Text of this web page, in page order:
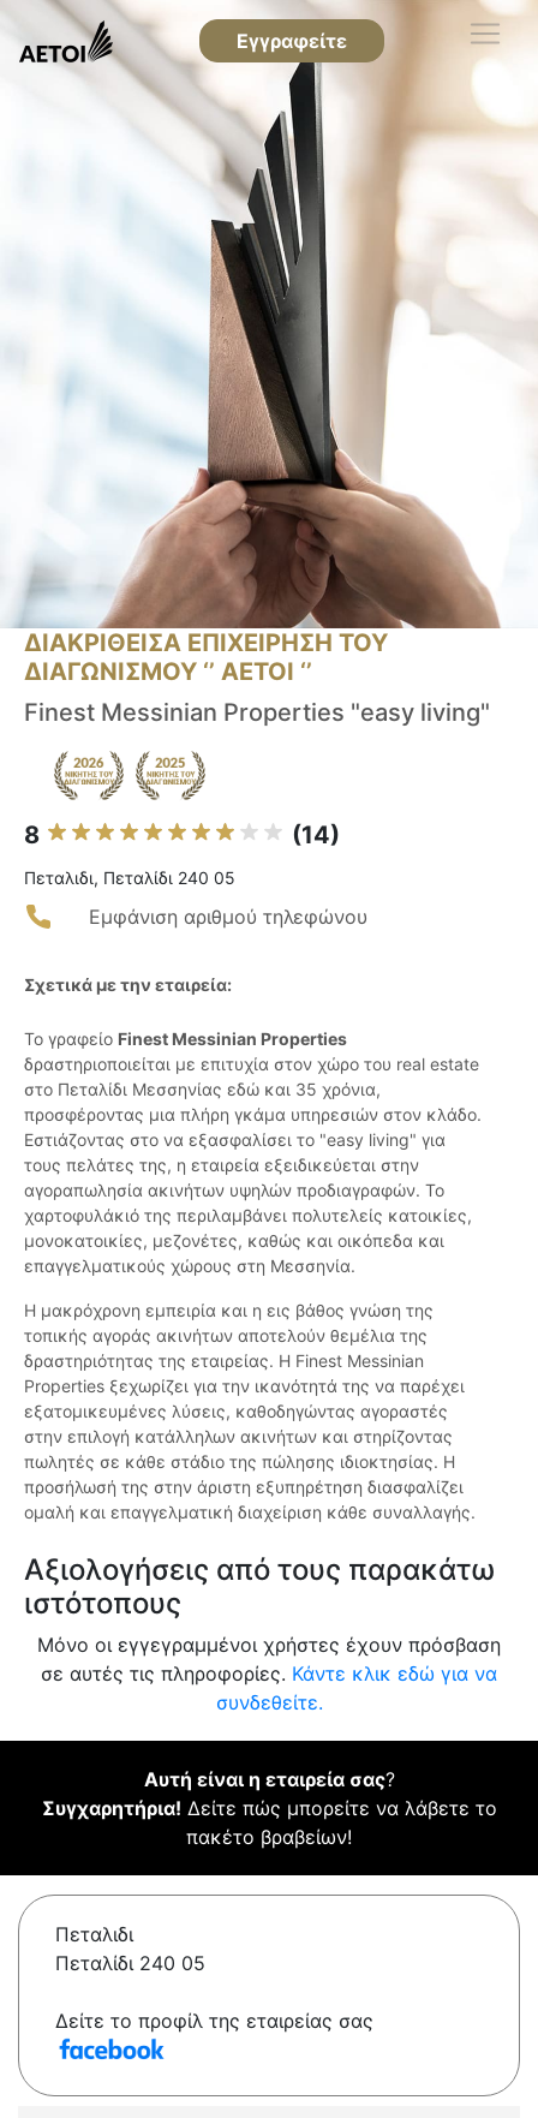
Εγγραφείτε
ΔΙΑΚΡΙΘΕΙΣΑ ΕΠΙΧΕΙΡΗΣΗ ΤΟΥ
ΔΙΑΓΩΝΙΣΜΟΥ ‘’ ΑΕΤΟΙ ‘’
Finest Messinian Properties "easy living"
8 (14)
Πεταλιδι, Πεταλίδι 240 05
Εμφάνιση αριθμού τηλεφώνου
Σχετικά με την εταιρεία:
Το γραφείο Finest Messinian Properties
δραστηριοποιείται με επιτυχία στον χώρο του real estate
στο Πεταλίδι Μεσσηνίας εδώ και 35 χρόνια,
προσφέροντας μια πλήρη γκάμα υπηρεσιών στον κλάδο.
Εστιάζοντας στο να εξασφαλίσει το "easy living" για
τους πελάτες της, η εταιρεία εξειδικεύεται στην
αγοραπωλησία ακινήτων υψηλών προδιαγραφών. Το
χαρτοφυλάκιό της περιλαμβάνει πολυτελείς κατοικίες,
μονοκατοικίες, μεζονέτες, καθώς και οικόπεδα και
επαγγελματικούς χώρους στη Μεσσηνία.
Η μακρόχρονη εμπειρία και η εις βάθος γνώση της
τοπικής αγοράς ακινήτων αποτελούν θεμέλια της
δραστηριότητας της εταιρείας. Η Finest Messinian
Properties ξεχωρίζει για την ικανότητά της να παρέχει
εξατομικευμένες λύσεις, καθοδηγώντας αγοραστές
στην επιλογή κατάλληλων ακινήτων και στηρίζοντας
πωλητές σε κάθε στάδιο της πώλησης ιδιοκτησίας. Η
προσήλωσή της στην άριστη εξυπηρέτηση διασφαλίζει
ομαλή και επαγγελματική διαχείριση κάθε συναλλαγής.
Αξιολογήσεις από τους παρακάτω
ιστότοπους
Μόνο οι εγγεγραμμένοι χρήστες έχουν πρόσβαση
σε αυτές τις πληροφορίες. Κάντε κλικ εδώ για να
συνδεθείτε.
Αυτή είναι η εταιρεία σας?
Συγχαρητήρια! Δείτε πώς μπορείτε να λάβετε το
πακέτο βραβείων!
Πεταλιδι
Πεταλίδι 240 05
Δείτε το προφίλ της εταιρείας σας